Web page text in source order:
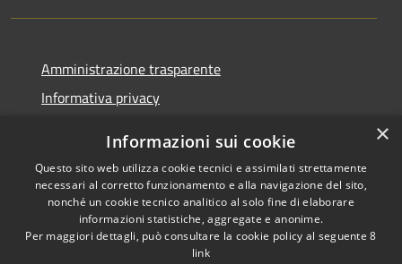
Amministrazione trasparente
Informativa privacy
Dichiarazione di accessibilità
RSS
Copyright © 2026 • Comune di
×
Informazioni sui cookie
Questo sito web utilizza cookie tecnici e assimilati strettamente
necessari al corretto funzionamento e alla navigazione del sito,
nonché un cookie tecnico analitico al solo fine di elaborare
informazioni statistiche, aggregate e anonime.
Per maggiori dettagli, può consultare la cookie policy al seguente8
link